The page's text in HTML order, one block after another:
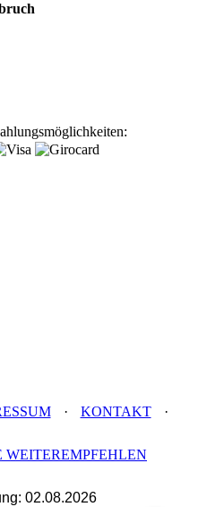
· KONTAKT ·
WEITEREMPFEHLEN
02.08.2026